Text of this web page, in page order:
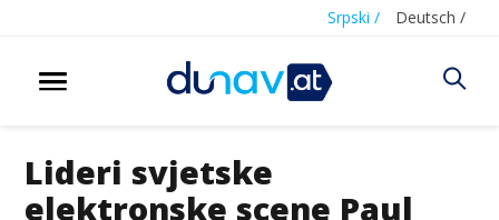
Srpski / Deutsch /
Lideri svjetske
elektronske scene Paul